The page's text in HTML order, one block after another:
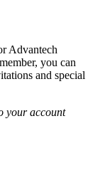
Advantech
you can
and special
your account